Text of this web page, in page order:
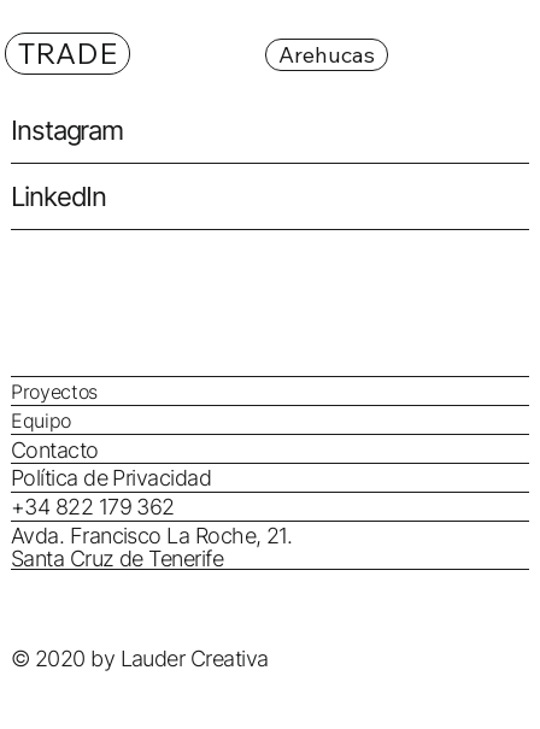
TRADE Arehucas
Instagram
LinkedIn
Proyectos
Equipo
Contacto
Política de Privacidad
+34 822 179 362
Avda. Francisco La Roche, 21.
Santa Cruz de Tenerife
© 2020 by Lauder Creativa